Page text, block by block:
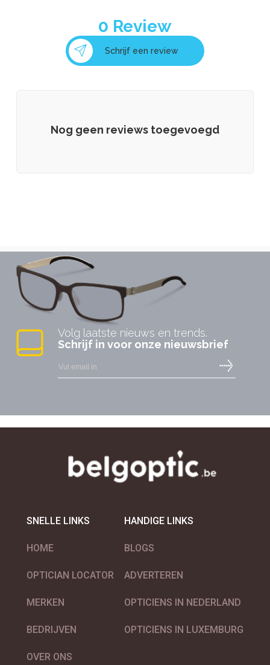
0 Review
Schrijf een review
Nog geen reviews toegevoegd
Volg laatste nieuws en trends.
Schrijf in voor onze nieuwsbrief
SNELLE LINKS
HOME
OPTICIAN LOCATOR
MERKEN
BEDRIJVEN
OVER ONS
HANDIGE LINKS
BLOGS
ADVERTEREN
OPTICIENS IN NEDERLAND
OPTICIENS IN LUXEMBURG